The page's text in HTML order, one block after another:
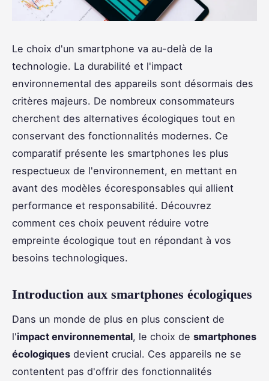
Le choix d'un smartphone va au-delà de la
technologie. La durabilité et l'impact
environnemental des appareils sont désormais des
critères majeurs. De nombreux consommateurs
cherchent des alternatives écologiques tout en
conservant des fonctionnalités modernes. Ce
comparatif présente les smartphones les plus
respectueux de l'environnement, en mettant en
avant des modèles écoresponsables qui allient
performance et responsabilité. Découvrez
comment ces choix peuvent réduire votre
empreinte écologique tout en répondant à vos
besoins technologiques.
Introduction aux smartphones écologiques
Dans un monde de plus en plus conscient de
l'impact environnemental, le choix de smartphones
écologiques devient crucial. Ces appareils ne se
contentent pas d'offrir des fonctionnalités